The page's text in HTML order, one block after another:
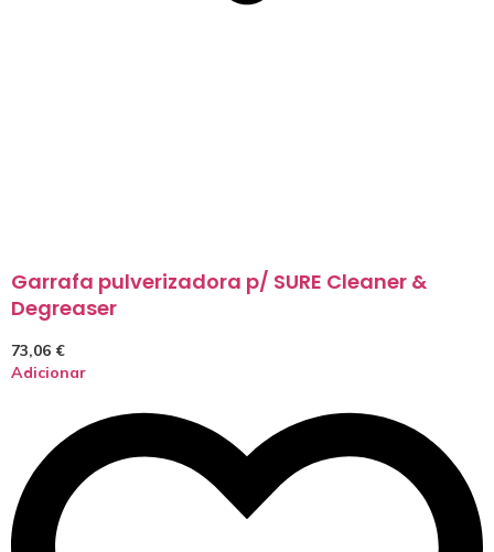
Garrafa pulverizadora p/ SURE Cleaner &
Degreaser
73,06 €
Adicionar